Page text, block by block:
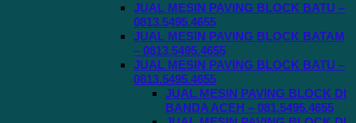
JUAL MESIN PAVING BLOCK BATU –
0813.5495.4655
JUAL MESIN PAVING BLOCK BATAM
– 0813.5495.4655
JUAL MESIN PAVING BLOCK BATU –
0813.5495.4655
JUAL MESIN PAVING BLOCK DI
BANDA ACEH – 081.5495.4655